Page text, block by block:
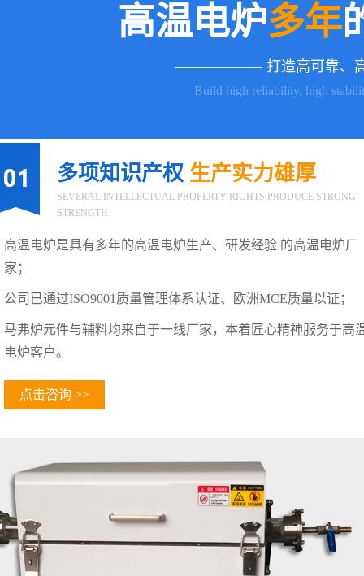
高温电炉多年
—————— 打造高可靠、
Build high reliability, high
多项知识产权 生产实力雄厚
SEVERAL INTELLECTUAL PROPERTY RIGHTS PRODUCE STRONG
STRENGTH
高温电炉是具有多年的高温电炉生产、研发经验 的高温电炉厂
家；
公司已通过ISO9001质量管理体系认证、欧洲MCE质量以证；
马弗炉元件与辅料均来自于一线厂家，本着匠心精神服务于高
电炉客户。
点击咨询 >>